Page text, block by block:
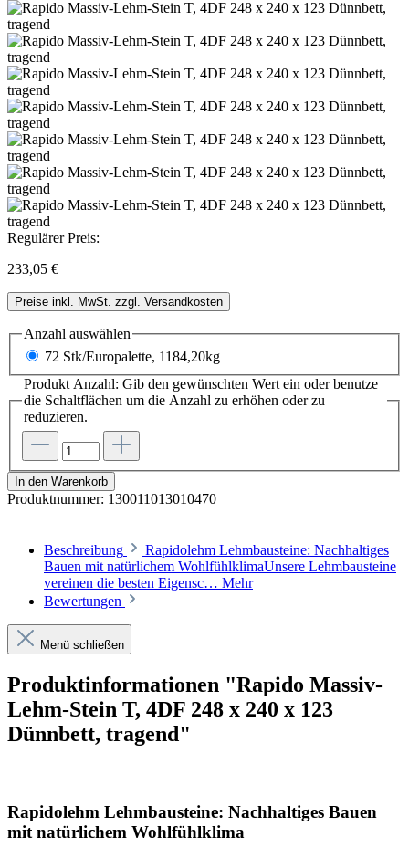
Regulärer Preis:
233,05 €
Preise inkl. MwSt. zzgl. Versandkosten
Anzahl auswählen
72 Stk/Europalette, 1184,20kg
Produkt Anzahl: Gib den gewünschten Wert ein oder benutze
die Schaltflächen um die Anzahl zu erhöhen oder zu
reduzieren.
In den Warenkorb
Produktnummer: 130011013010470
Beschreibung
Rapidolehm Lehmbausteine: Nachhaltiges
Bauen mit natürlichem WohlfühlklimaUnsere Lehmbausteine
vereinen die besten Eigensc… Mehr
Bewertungen
Menü schließen
Produktinformationen "Rapido Massiv-
Lehm-Stein T, 4DF 248 x 240 x 123
Dünnbett, tragend"
Rapidolehm Lehmbausteine: Nachhaltiges Bauen
mit natürlichem Wohlfühlklima